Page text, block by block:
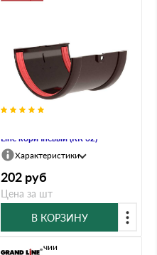
Line коричневый (RR 32)
Характеристики
202 руб
Цена за шт
В КОРЗИНУ
В наличии